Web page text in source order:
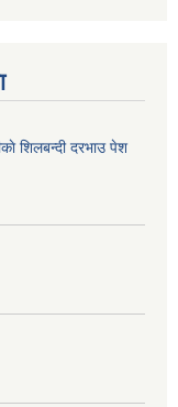
शिलबन्दी दरभाउ पेश